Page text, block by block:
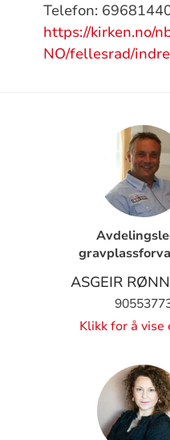
Telefon:
https://kirken.no/
NO/fellesrad/
ASGEIR
Klikk for å vise